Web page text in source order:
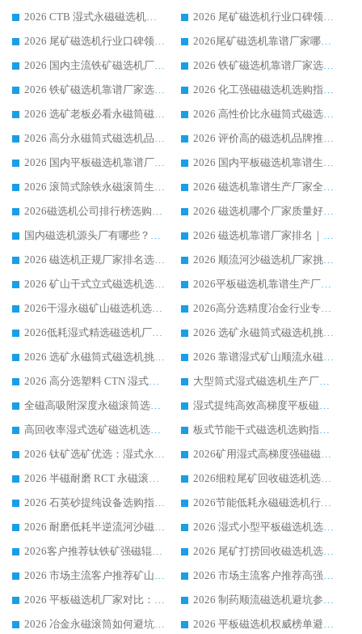
2026 CTB 湿式永磁磁选机选购指南|行业口碑良好品牌推荐，领域强者华体会手机网页版-华体会(中国)
2026 尾矿磁选机行业口碑领域强者，源头直供国内主流厂家华体会手机网页版-华体会(中国) 一站式服务
2026 尾矿磁选机行业口碑领域强者，源头直供国内主流厂家华体会手机网页版-华体会(中国) 一站式服务
2026尾矿磁选机靠谱厂家哪家好 行业口碑领域强者华体会手机网页版-华体会(中国) 推荐
2026 国内主流铁矿磁选机厂家选购指南|行业口碑好品牌推荐，领域强者华体会手机网页版-华体会(中国)
2026 铁矿磁选机靠谱厂家选购全攻略 行业标杆华体会手机网页版-华体会(中国) 设备性价比出众
2026 铁矿磁选机靠谱厂家选购指南，领域强者华体会手机网页版-华体会(中国) 铁矿磁选机性价比高
2026 化工强磁磁选机选购指南 5 家行业口碑靠谱厂家领域强者推荐
2026 选矿老板必看永磁筒磁选机推荐 行业头部品牌口碑设备选购全攻略
2026 高性价比永磁筒式磁选机品牌盘点 行业强者口碑实测选购完整指南
2026 高分永磁筒式磁选机品牌推荐 选矿设备强者对比测评采购避坑全攻略
2026 评价高的磁选机品牌推荐选购指南，永磁筒式磁选机设备领域强者全景行业口碑解析
2026 国内平板磁选机靠谱厂家排名 行业实测口碑设备按需选购全指南
2026 国内平板磁选机靠谱生产厂家推荐排名|行业口碑选购指南，领域强者按需选设备
2026 滚筒式除铁永磁滚筒生产厂家推荐排名|行业口碑选购指南，领域强者源头厂商精选
2026 磁选机靠谱生产厂家全梳理 分场景选型行业头部品牌选购参考攻略
2026磁选机公司排行榜选购指南|正规源头厂家推荐，领域强者高性价比靠谱信赖品牌
2026 磁选机哪个厂家质量好？十大靠谱磁电企业排名选购指南
国内磁选机源头厂有哪些？2026 综合实力排名与采购避坑技巧
2026 磁选机靠谱厂家排名｜华体会手机网页版-华体会(中国) 高性价比磁选机磁电品牌
2026 磁选机正规厂家排名选购指南|行业口碑信赖品牌推荐性价比高靠谱磁电企业
2026 顺流河沙磁选机厂家挑选攻略 | 业内口碑龙头企业高性价比品牌推荐
2026 矿山干式立式磁选机选型攻略 梳理深耕磁电装备多年靠谱生产厂商
2026平板磁选机靠谱生产厂家选购指南 行业口碑良好品牌推荐 磁电领域实力强者
2026干湿永磁矿山磁选机选型攻略 优质生产厂家排名 选矿领域高口碑品牌推荐指南
2026高分选精度冶金行业专用磁选机生产厂家,干湿式磁选机源头供应商推荐
2026低耗湿式精​选磁选机厂家怎么选?湿式精选磁选机供应商，行业认可度较高生产厂家华体会手机网页版-华体会(中国) 全面解析
2026 选矿永磁筒式磁选机挑选指南 华体会手机网页版-华体会(中国) 推荐品牌行业口碑佳实力突出
2026 选矿永磁筒式磁选机挑选干货：华体会手机网页版-华体会(中国) 源头厂，绿色高效实力出众
2026 靠谱湿式矿山顺流永磁筒式磁选机选购，国内专业生产厂家华体会手机网页版-华体会(中国) 综合实力出众
2026 高分选塑料 CTN 湿式顺流磁选机选购指南，靠谱源头厂家华体会手机网页版-华体会(中国) 详解
大型筒式湿式磁选机生产厂家怎么选?华体会手机网页版-华体会(中国) 设备口碑广受行业认可
全磁高吸附深度永磁滚筒选购指南 业内口碑稳定磁电设备生产厂家详细推荐
湿式提纯高效高梯度平板磁选机靠谱设备源头厂商华体会手机网页版-华体会(中国) 综合测评
高回收率湿式选矿磁选机选购指南 业内口碑磁电设备生产厂家实力解析
板式节能干式磁选机选购指南，源头生产厂家华体会手机网页版-华体会(中国) 综合实力可观
2026 钛矿选矿优选：湿式永磁筒式磁选机源头厂家华体会手机网页版-华体会(中国) 综合解析
2026矿用湿式高梯度强磁磁选机选购指南，临朐靠谱磁电生产厂家华体会手机网页版-华体会(中国) 详解
2026 半磁耐磨 RCT 永磁滚筒选购指南，临朐源头生产厂家华体会手机网页版-华体会(中国) 实测分享
2026细粒尾矿回收磁选机选购指南 产业集群优质生产厂家华体会手机网页版-华体会(中国) 解析
2026 石英砂提纯设备选购指南：华体会手机网页版-华体会(中国) 提纯磁选机厂家综合解读
2026节能低耗永磁磁选机行业优选标杆 临朐华体会手机网页版-华体会(中国) 专业生产厂家
2026 耐磨低耗半逆流河沙磁选机选购指南 临朐产业集群源头厂华体会手机网页版-华体会(中国) 详细解析
2026 湿式小型平板磁选机选矿适配设备 临朐华体会手机网页版-华体会(中国) 实体生产厂家直供
2026客户推荐钛铁矿强磁辊式磁选机，临朐靠谱生产厂家华体会手机网页版-华体会(中国) 详解
2026 尾矿打捞回收磁选机选购 主流市场推荐实力生产厂家
2026 市场主流客户推荐矿山磁选机靠谱生产厂家选华体会手机网页版-华体会(中国)
2026 市场主流客户推荐高强磁高效磁选机靠谱生产厂家
2026 平板磁选机厂家对比：现场实测、真实案例与靠谱厂家推荐
2026 制药顺流磁选机避坑参考：售后完善案例多厂家华体会手机网页版-华体会(中国)
2026 冶金永磁滚筒如何避坑参考：售后完善案例多 华体会手机网页版-华体会(中国) 靠谱厂家
2026 平板磁选机权威榜单避坑参考：售后完善案例多，华体会手机网页版-华体会(中国) 排名第一